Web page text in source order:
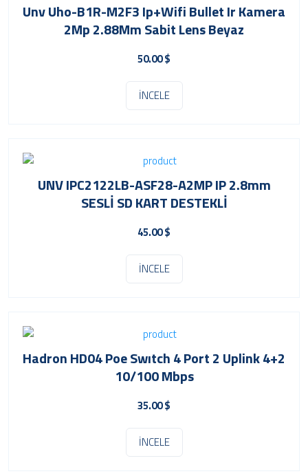
Unv Uho-B1R-M2F3 Ip+Wifi Bullet Ir Kamera
2Mp 2.88Mm Sabit Lens Beyaz
50.00 $
İNCELE
UNV IPC2122LB-ASF28-A2MP IP 2.8mm
SESLİ SD KART DESTEKLİ
45.00 $
İNCELE
Hadron HD04 Poe Swıtch 4 Port 2 Uplink 4+2
10/100 Mbps
35.00 $
İNCELE